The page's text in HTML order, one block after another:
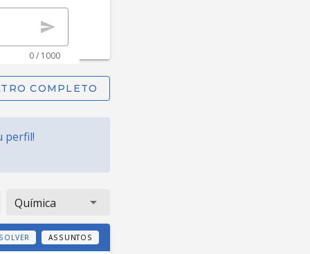
0 / 1000
FILTRO COMPLETO
perfil!
Química
ASSUNTOS